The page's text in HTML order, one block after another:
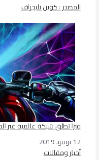
المصدر : كوين تليجراف
فيزا تطلق شبكة عالمية عبر
التاريخ
12 يونيو، 2019
في ما يتعلق بما يأتي
أخبار ومقالات